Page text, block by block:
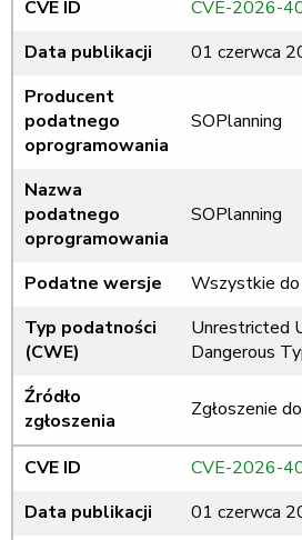
CVE ID
CVE-2026-
Data publikacji
01 czerwca
Producent
podatnego
oprogramowania
SOPlanning
Nazwa
podatnego
oprogramowania
SOPlanning
Podatne wersje
Wszystkie do
Typ podatności
(CWE)
Unrestricted
Dangerous
Źródło
zgłoszenia
Zgłoszenie
CVE ID
CVE-2026-
Data publikacji
01 czerwca